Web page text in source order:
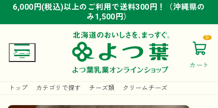
6,000円(税込)以上のご利用で送料300円！（沖縄県の
み1,500円）
6,000円(税込)以上のご利用で送料300円！（沖縄県の
み1,500円）
6,000円(税込)以上のご利用で送料300円！（沖縄県の
み1,500円）
カート
0
トップ カテゴリで探す チーズ類 クリームチーズ